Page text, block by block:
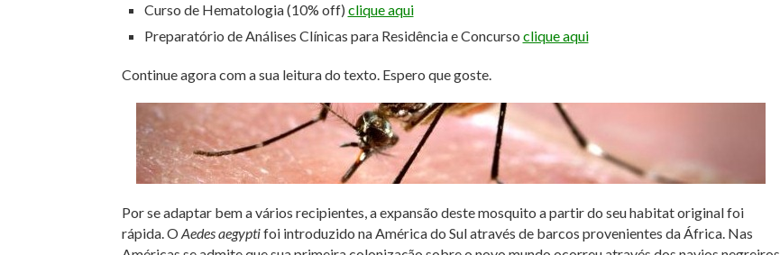
Curso de Hematologia (10% off) clique aqui
Preparatório de Análises Clínicas para Residência e Concurso clique aqui
Continue agora com a sua leitura do texto. Espero que goste.
Por se adaptar bem a vários recipientes, a expansão deste mosquito a partir do seu habitat original foi
rápida. O Aedes aegyptifoi introduzido na América do Sul através de barcos provenientes da África. Nas